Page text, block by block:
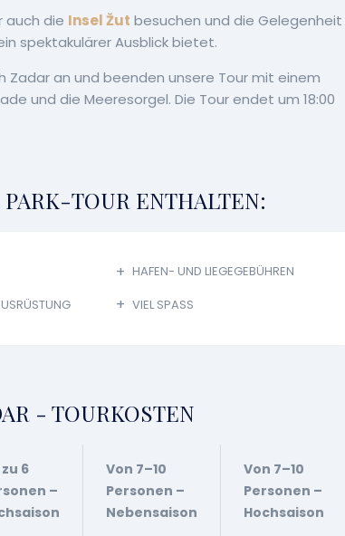
auch die Insel Žut besuchen und die Gelegenheit
spektakulärer Ausblick bietet.
an und beenden unsere Tour mit einem
und die Meeresorgel. Die Tour endet um 18:00
TOUR ENTHALTEN:
HAFEN- UND LIEGEGEBÜHREN
VIEL SPASS
- TOURKOSTEN
6
–
Von 7–10
Personen –
Nebensaison
Von 7–10
Personen –
Hochsaison